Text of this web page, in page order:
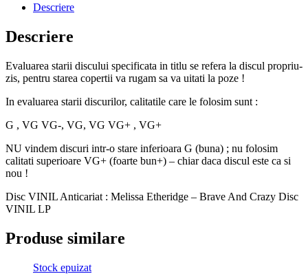
Descriere
Descriere
Evaluarea starii discului specificata in titlu se refera la discul propriu-
zis, pentru starea copertii va rugam sa va uitati la poze !
In evaluarea starii discurilor, calitatile care le folosim sunt :
G , VG VG-, VG, VG VG+ , VG+
NU vindem discuri intr-o stare inferioara G (buna) ; nu folosim
calitati superioare VG+ (foarte bun+) – chiar daca discul este ca si
nou !
Disc VINIL Anticariat : Melissa Etheridge – Brave And Crazy Disc
VINIL LP
Produse similare
Stock epuizat